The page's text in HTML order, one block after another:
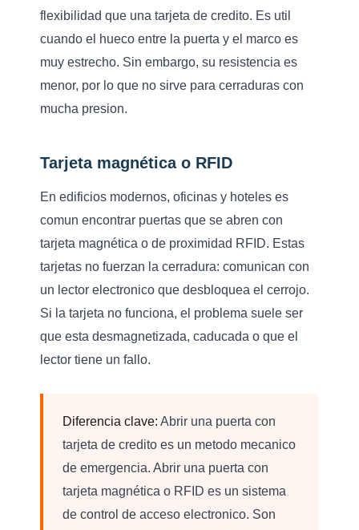
flexibilidad que una tarjeta de credito. Es util
cuando el hueco entre la puerta y el marco es
muy estrecho. Sin embargo, su resistencia es
menor, por lo que no sirve para cerraduras con
mucha presion.
Tarjeta magnética o RFID
En edificios modernos, oficinas y hoteles es
comun encontrar puertas que se abren con
tarjeta magnética o de proximidad RFID. Estas
tarjetas no fuerzan la cerradura: comunican con
un lector electronico que desbloquea el cerrojo.
Si la tarjeta no funciona, el problema suele ser
que esta desmagnetizada, caducada o que el
lector tiene un fallo.
Diferencia clave: Abrir una puerta con
tarjeta de credito es un metodo mecanico
de emergencia. Abrir una puerta con
tarjeta magnética o RFID es un sistema
de control de acceso electronico. Son